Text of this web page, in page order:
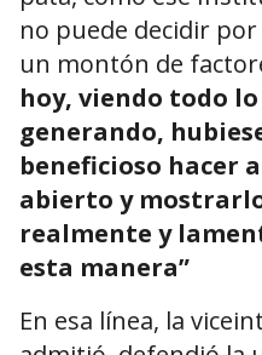
no puede decidir
un montón de
hoy, viendo todo
generando,
beneficioso hacer
abierto y
realmente y
esta manera”
En esa línea, la